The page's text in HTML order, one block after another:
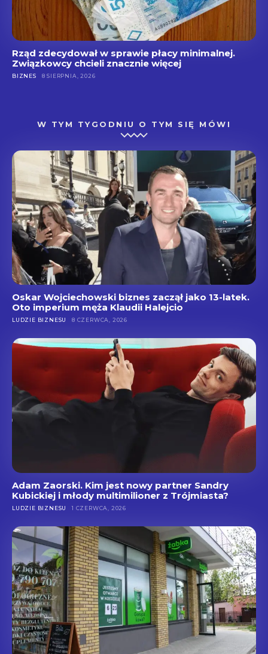
Rząd zdecydował w sprawie płacy minimalnej.
Związkowcy chcieli znacznie więcej
BIZNES 8 SIERPNIA, 2026
W TYM TYGODNIU O TYM SIĘ MÓWI
Oskar Wojciechowski biznes zaczął jako 13-latek.
Oto imperium męża Klaudii Halejcio
LUDZIE BIZNESU 8 CZERWCA, 2026
Adam Zaorski. Kim jest nowy partner Sandry
Kubickiej i młody multimilioner z Trójmiasta?
LUDZIE BIZNESU 1 CZERWCA, 2026